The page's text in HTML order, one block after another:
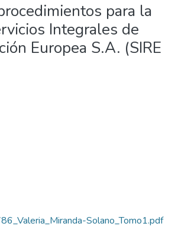
para la
Integrales de
Europea S.A. (SIRE
Solano_Tomo1.pdf